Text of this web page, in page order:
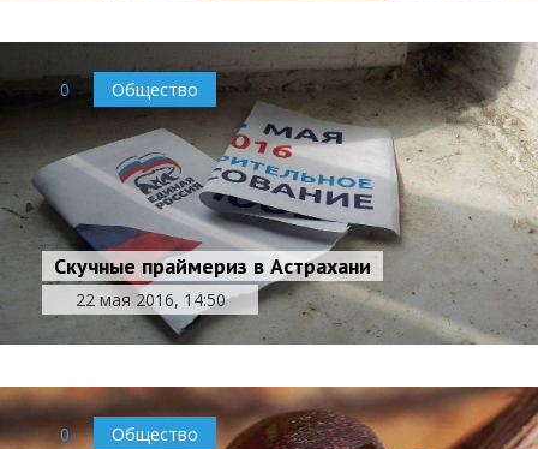
0 Общество
Скучные праймериз в Астрахани
22 мая 2016, 14:50
0 Общество